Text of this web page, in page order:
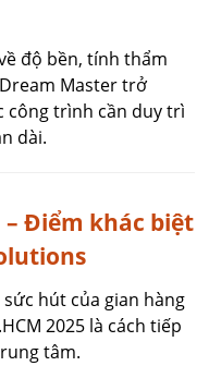
độ bền, tính thẩm
Master trở
công trình cần duy trì
dài.
Điểm khác biệt
hút của gian hàng
2025 là cách tiếp
tâm.